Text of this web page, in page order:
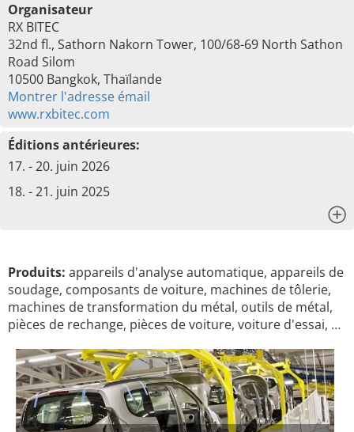
Organisateur
RX BITEC
32nd fl., Sathorn Nakorn Tower, 100/68-69 North Sathon
Road Silom
10500 Bangkok, Thaïlande
Montrer l'adresse émail
www.rxbitec.com
Éditions antérieures:
17. - 20. juin 2026
18. - 21. juin 2025
Produits: appareils d'analyse automatique, appareils de
soudage, composants de voiture, machines de tôlerie,
machines de transformation du métal, outils de métal,
pièces de rechange, pièces de voiture, voiture d'essai, …